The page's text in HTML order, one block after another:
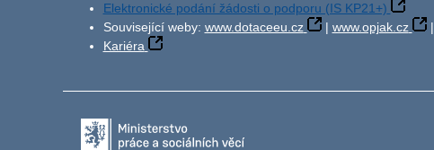
Elektronické podání žádosti o podporu (IS KP21+)
Související weby: www.dotaceeu.cz | www.opjak.cz |
Kariéra